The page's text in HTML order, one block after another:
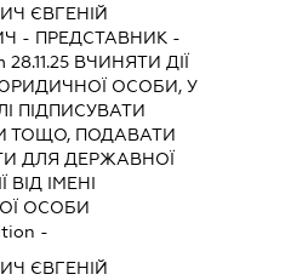
ЄВГЕНІЙ
- ПРЕДСТАВНИК -
ВЧИНЯТИ ДІЇ
ЮРИДИЧНОЇ ОСОБИ, У
ПІДПИСУВАТИ
ТОЩО, ПОДАВАТИ
ДЛЯ ДЕРЖАВНОЇ
ВІД ІМЕНІ
ОСОБИ
-
ЄВГЕНІЙ